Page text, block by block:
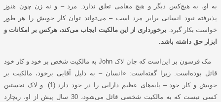
به او، به هیچ‌کس دیگر و هیچ مقامی تعلق ندارد. مرد – و نه زن چون هنوز
پذیرفته نبود انسانی برابر مرد است – می‌تواند توان کار خویش را هر طور
خواست بکار گیرد. برخورداری از این مالکیت ایجاب می‌کند، هرکس بر امکانات و
ابزار حق داشته باشد.
مک فرسون بر این‌است که جان لاک John به مالکیت شخص بر خود و کار خود
قائل بوده‌است. زیرا گفته‌است: «انسان – به دلیل آقایی برخود، مالکیت بر
خویش و کار خود – پایه‌های عظیم دارایی را در خود دارد (1). و لاک نخستین
کسی نیست که به مالکیت شخصی قائل می‌شود، 30 سال پیش از او، ریچارد